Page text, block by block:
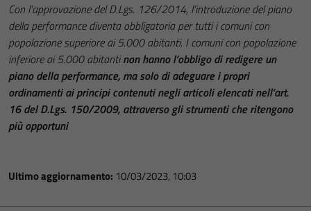
Con l’approvazione del D.Lgs. 126/2014, l’introduzione del piano
della performance diventa obbligatoria per tutti i comuni con
popolazione superiore ai 5.000 abitanti. I comuni con popolazione
inferiore ai 5.000 abitantinon hanno l’obbligo di redigere un
piano della performance, ma solo di adeguare i propri
ordinamenti ai principi contenuti negli articoli elencati nell’art.
16 del D.Lgs. 150/2009, attraverso gli strumenti che ritengono
più opportuni
Ultimo aggiornamento: 10/03/2023, 10:03